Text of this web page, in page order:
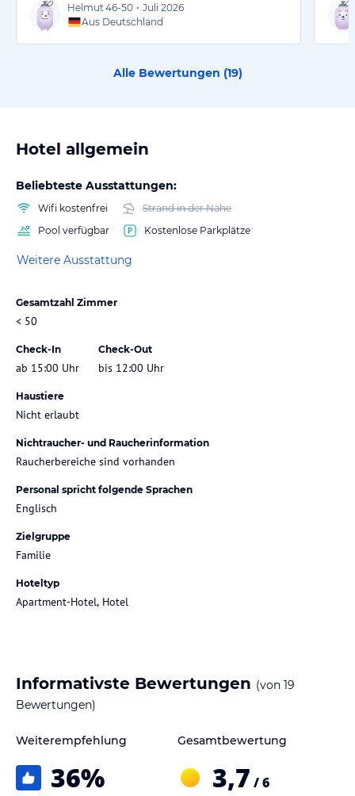
Helmut 46-50 • Juli 2026
Aus Deutschland
Alle Bewertungen (19)
Hotel allgemein
Beliebteste Ausstattungen:
Wifi kostenfrei
Strand in der Nähe
Pool verfügbar
Kostenlose Parkplätze
Weitere Ausstattung
Gesamtzahl Zimmer
< 50
Check-In
ab 15:00 Uhr
Check-Out
bis 12:00 Uhr
Haustiere
Nicht erlaubt
Nichtraucher- und Raucherinformation
Raucherbereiche sind vorhanden
Personal spricht folgende Sprachen
Englisch
Zielgruppe
Familie
Hoteltyp
Apartment-Hotel, Hotel
Informativste Bewertungen (von 19
Bewertungen)
Weiterempfehlung
36%
Gesamtbewertung
3,7 / 6